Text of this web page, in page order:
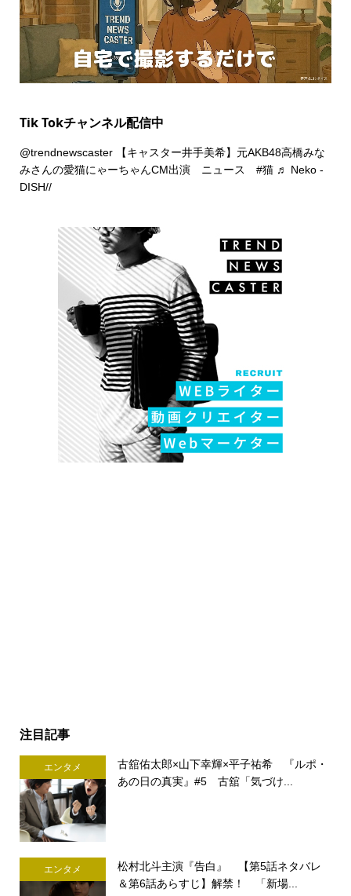
Tik Tokチャンネル配信中
@trendnewscaster【キャスター井手美希】元AKB48高橋みな
みさんの愛猫にゃーちゃんCM出演 ニュース #猫 ♬ Neko -
DISH//
注目記事
エンタメ
古舘佑太郎×山下幸輝×平子祐希 『ルポ・
あの日の真実』#5 古舘「気づけ...
エンタメ
松村北斗主演『告白』 【第5話ネタバレ
＆第6話あらすじ】解禁！ 「新場...